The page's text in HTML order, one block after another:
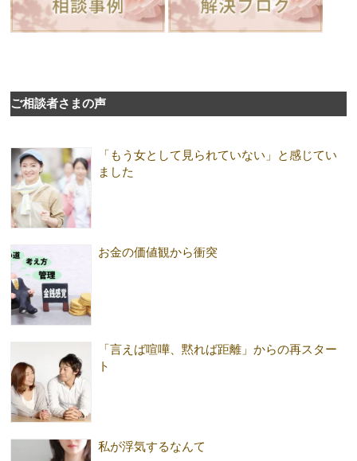
ご相談者さまの声
「もう女として見られていない」と感じてい
ました
お金の価値観から衝突
「言えば喧嘩、黙れば距離」からの再スター
ト
私が浮気するなんて